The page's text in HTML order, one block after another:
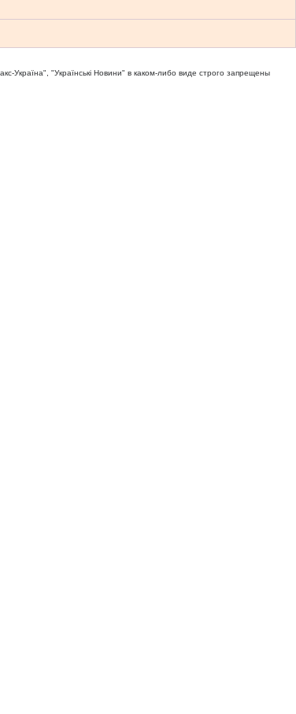
Україна", "Українськi Новини" в каком-либо виде строго запрещены